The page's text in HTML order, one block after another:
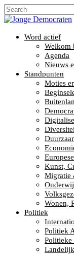
Word actief
Welkom
Agenda
Nieuws
Standpunten
Moties
Kunst,
Migratie
Wonen,
Politiek
Politiek
Politieke